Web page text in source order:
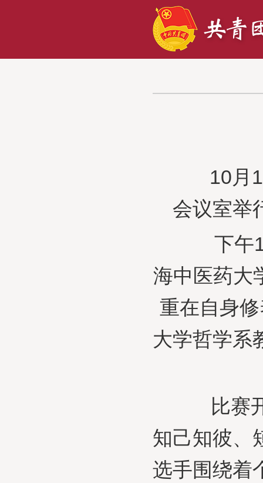
10月18
会议室举
下午1
海中医药大
重在自身
大学哲学系
比赛开
知己知彼、
选手围绕着